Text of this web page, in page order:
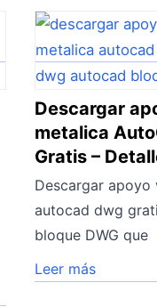
Descargar
metalica
Gratis –
Descargar apoyo
autocad dwg
bloque DWG que
Leer más